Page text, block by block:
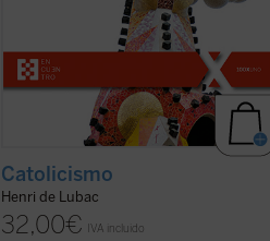
Catolicismo
Henri de Lubac
32,00€ IVA incluido